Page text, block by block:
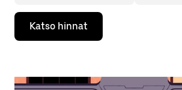
Valitse
päivämäärä
kalenterissa
Sulje
Katso hinnat